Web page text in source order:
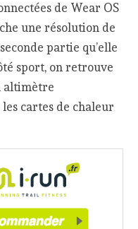
de Wear OS
une résolution de
partie qu’elle
sport, on retrouve
altimètre
cartes de chaleur